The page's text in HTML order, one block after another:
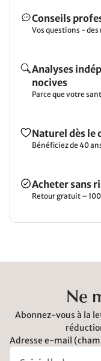
Conseils
Vos questions -
Analyses
nocives
Parce que votre
Naturel dès le
Bénéficiez de 40
Acheter sans
Retour gratuit –
Ne
Abonnez-vous à la
Adresse e-mail